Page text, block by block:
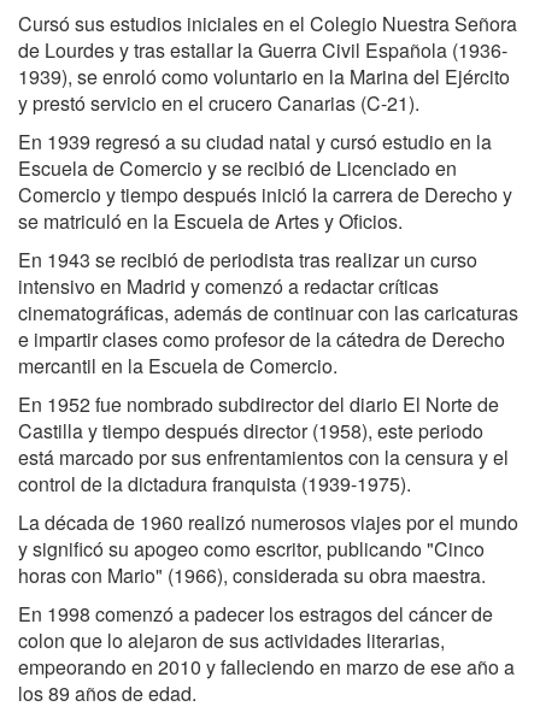
Cursó sus estudios iniciales en el Colegio Nuestra Señora
de Lourdes y tras estallar la Guerra Civil Española (1936-
1939), se enroló como voluntario en la Marina del Ejército
y prestó servicio en el crucero Canarias (C-21).
En 1939 regresó a su ciudad natal y cursó estudio en la
Escuela de Comercio y se recibió de Licenciado en
Comercio y tiempo después inició la carrera de Derecho y
se matriculó en la Escuela de Artes y Oficios.
En 1943 se recibió de periodista tras realizar un curso
intensivo en Madrid y comenzó a redactar críticas
cinematográficas, además de continuar con las caricaturas
e impartir clases como profesor de la cátedra de Derecho
mercantil en la Escuela de Comercio.
En 1952 fue nombrado subdirector del diario El Norte de
Castilla y tiempo después director (1958), este periodo
está marcado por sus enfrentamientos con la censura y el
control de la dictadura franquista (1939-1975).
La década de 1960 realizó numerosos viajes por el mundo
y significó su apogeo como escritor, publicando "Cinco
horas con Mario" (1966), considerada su obra maestra.
En 1998 comenzó a padecer los estragos del cáncer de
colon que lo alejaron de sus actividades literarias,
empeorando en 2010 y falleciendo en marzo de ese año a
los 89 años de edad.